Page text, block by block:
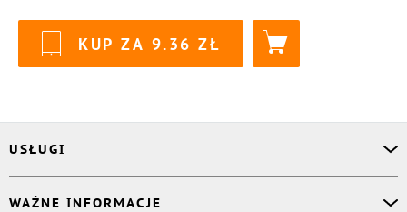
KUP ZA 9.36
USŁUGI
WAŻNE INFORMACJE